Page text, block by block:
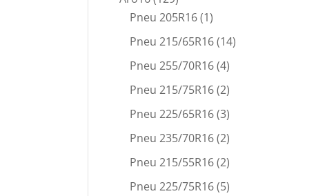
Pneu 205R16(1)
Pneu 215/65R16(14)
Pneu 255/70R16(4)
Pneu 215/75R16(2)
Pneu 225/65R16(3)
Pneu 235/70R16(2)
Pneu 215/55R16(2)
Pneu 225/75R16(5)